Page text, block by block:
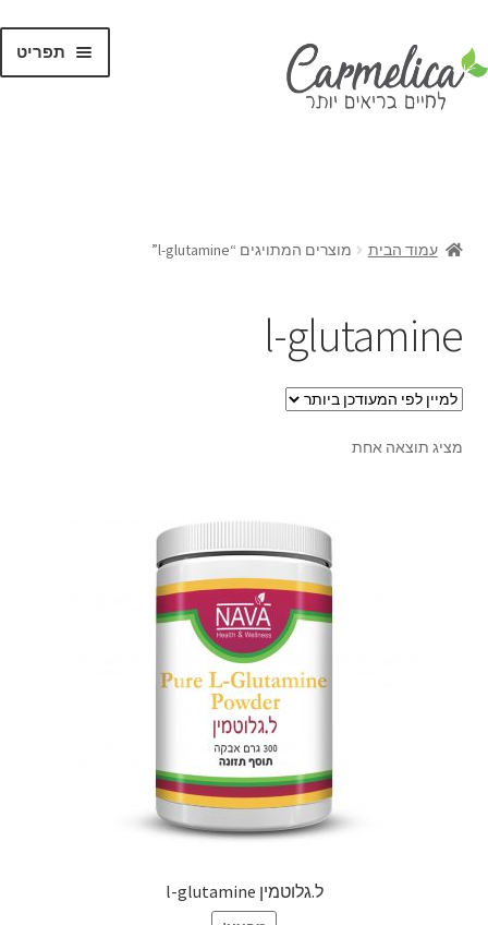
תפריט
עמוד הבית מוצרים המתויגים “l-glutamine”
l-glutamine
מציג תוצאה אחת
ל.גלוטמין l-glutamine